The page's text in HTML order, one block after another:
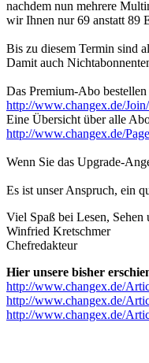
nachdem nun mehrere
wir Ihnen nur 69 anstatt 89
Bis zu diesem Termin sind
Damit auch
Das Premium-Abo bestellen
http://www.changex.de/
Eine Übersicht über alle
http://www.changex.de/
Wenn Sie das Upgrade-
Es ist unser Anspruch, ein
Viel Spaß bei Lesen,
Winfried Kretschmer
Chefredakteur
Hier unsere bisher
http://www.changex.de/
http://www.changex.de/
http://www.changex.de/